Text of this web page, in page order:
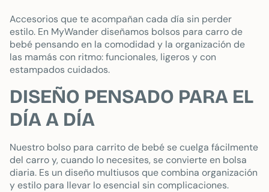
Accesorios que te acompañan cada día sin perder
estilo. En MyWander diseñamos bolsos para carro de
bebé pensando en la comodidad y la organización de
las mamás con ritmo: funcionales, ligeros y con
estampados cuidados.
DISEÑO PENSADO PARA EL
DÍA A DÍA
Nuestro bolso para carrito de bebé se cuelga fácilmente
del carro y, cuando lo necesites, se convierte en bolsa
diaria. Es un diseño multiusos que combina organización
y estilo para llevar lo esencial sin complicaciones.